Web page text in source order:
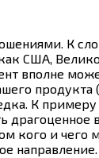
К
США,
вполне
продукта
К
драгоценное
кого и